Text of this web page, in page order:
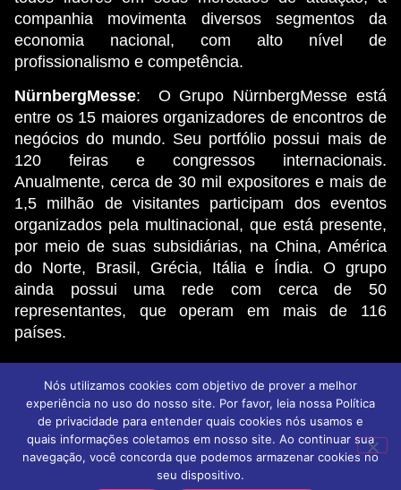
companhia movimenta diversos segmentos da
economia nacional, com alto nível de
profissionalismo e competência.
NürnbergMesse: O Grupo NürnbergMesse está
entre os 15 maiores organizadores de encontros de
negócios do mundo. Seu portfólio possui mais de
120 feiras e congressos internacionais.
Anualmente, cerca de 30 mil expositores e mais de
1,5 milhão de visitantes participam dos eventos
organizados pela multinacional, que está presente,
por meio de suas subsidiárias, na China, América
do Norte, Brasil, Grécia, Itália e Índia. O grupo
ainda possui uma rede com cerca de 50
representantes, que operam em mais de 116
países.
© 2026 NMB - Todos os direitos reservados
Política de privacidadeAviso de privacidade
Termos de Uso
Nós utilizamos cookies com objetivo de prover a melhor
experiência no uso do nosso site. Por favor, leia nossa Política
de privacidade para entender quais cookies nós usamos e
quais informações coletamos em nosso site. Ao continuar sua
navegação, você concorda que podemos armazenar cookies no
seu dispositivo.